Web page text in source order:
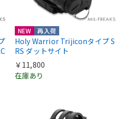
NEW 再入荷
Holy Warrior Trijiconタイプ S
RS ダットサイト
￥11,800
在庫あり